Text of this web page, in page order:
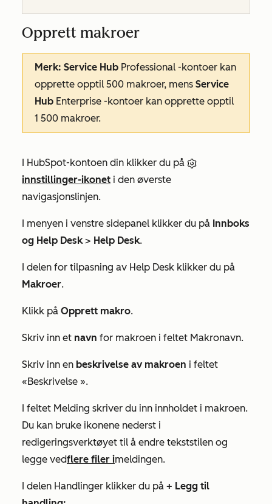
Opprett makroer
Merk: Service Hub Professional -kontoer kan
opprette opptil 500 makroer, mens Service
Hub Enterprise -kontoer kan opprette opptil
1 500 makroer.
I HubSpot-kontoen din klikker du på
innstillinger-ikonet i den øverste
navigasjonslinjen.
I menyen i venstre sidepanel klikker du på Innboks
og Help Desk> Help Desk.
I delen for tilpasning av Help Desk klikker du på
Makroer.
Klikk på Opprett makro.
Skriv inn et navn for makroen i feltet Makronavn.
Skriv inn en beskrivelse av makroen i feltet
«Beskrivelse ».
I feltet Melding skriver du inn innholdet i makroen.
Du kan bruke ikonene nederst i
redigeringsverktøyet til å endre tekststilen og
legge vedflere filer imeldingen.
I delen Handlinger klikker du på + Legg til